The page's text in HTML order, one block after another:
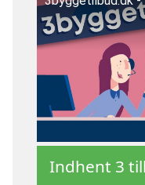
Indhent 3